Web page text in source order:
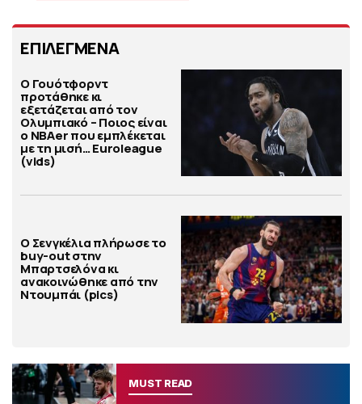
ΕΠΙΛΕΓΜΕΝΑ
Ο Γουότφορντ
προτάθηκε κι
εξετάζεται από τον
Ολυμπιακό – Ποιος είναι
ο ΝΒΑer που εμπλέκεται
με τη μισή… Euroleague
(vids)
Ο Σενγκέλια πλήρωσε το
buy-out στην
Μπαρτσελόνα κι
ανακοινώθηκε από την
Ντουμπάι (pics)
MUST READ